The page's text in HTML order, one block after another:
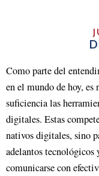
Como parte del
en el mundo de hoy, es
suficiencia las
digitales. Estas
nativos digitales, sino
adelantos tecnológicos
comunicarse con